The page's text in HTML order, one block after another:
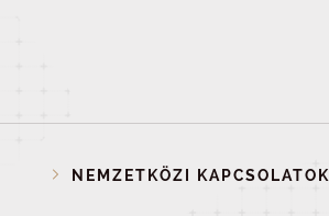
NEMZETKÖZI KAPCSOLATOK